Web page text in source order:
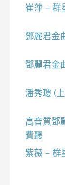
崔萍 – 群
鄧麗君金
鄧麗君金
潘秀瓊 (
高音質鄧
費聽
紫薇 – 群